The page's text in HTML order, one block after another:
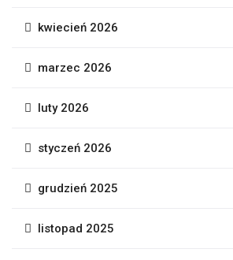
kwiecień 2026
marzec 2026
luty 2026
styczeń 2026
grudzień 2025
listopad 2025